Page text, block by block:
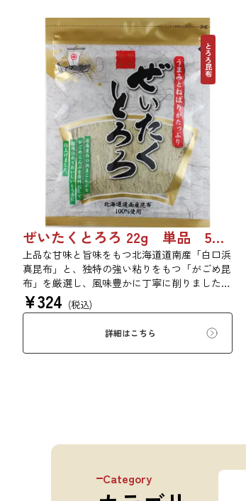
とろろ昆布
ぜいたくとろろ 22g 単品 5袋セット 20袋セット 1743
上品な甘味と旨味をもつ北海道道南産「白口浜
真昆布」と、独特の強い粘りをもつ「がごめ昆
布」を厳選し、風味豊かに丁寧に削りました。
ぜいたくな味を、思う存分にご堪能ください。
¥324 (税込)
詳細はこちら
Category